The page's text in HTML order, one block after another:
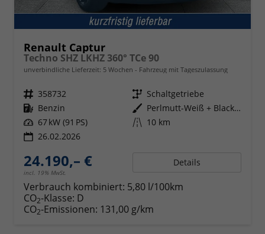
Renault Captur
Techno SHZ LKHZ 360° TCe 90
unverbindliche Lieferzeit: 5 Wochen Fahrzeug mit Tageszulassung
Fahrzeugnr. 358732 Getriebe Schaltgetriebe
Kraftstoff Benzin Außenfarbe
Perlmutt-Weiß + Black-Pearl-Sch
Leistung 67 kW (91 PS) Kilometerstand 10 km
26.02.2026
24.190,– €
incl. 19% MwSt.
Details
Verbrauch kombiniert: 5,80 l/100km
CO2-Klasse: D
CO2-Emissionen: 131,00 g/km